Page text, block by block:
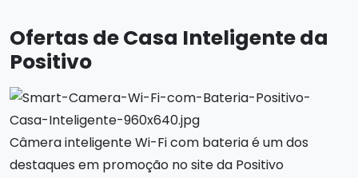
Ofertas de Casa Inteligente da
Positivo
Câmera inteligente Wi-Fi com bateria é um dos
destaques em promoção no site da Positivo